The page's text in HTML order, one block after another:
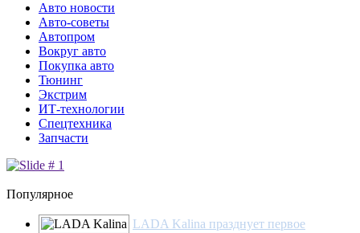
Авто новости
Авто-советы
Автопром
Вокруг авто
Покупка авто
Тюнинг
Экстрим
ИТ-технологии
Спецтехника
Запчасти
Популярное
LADA Kalina празднует первое